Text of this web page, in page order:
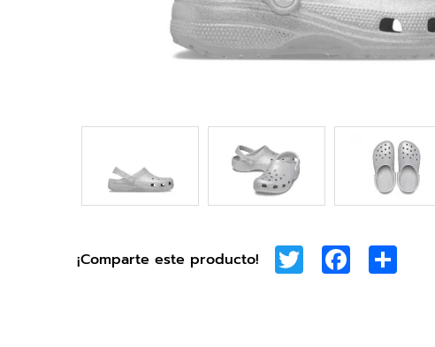
¡Comparte este producto! Twitter Facebook